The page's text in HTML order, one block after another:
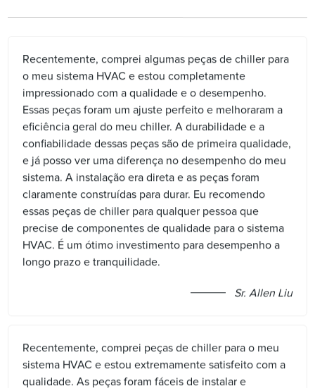
Recentemente, comprei algumas peças de chiller para
o meu sistema HVAC e estou completamente
impressionado com a qualidade e o desempenho.
Essas peças foram um ajuste perfeito e melhoraram a
eficiência geral do meu chiller. A durabilidade e a
confiabilidade dessas peças são de primeira qualidade,
e já posso ver uma diferença no desempenho do meu
sistema. A instalação era direta e as peças foram
claramente construídas para durar. Eu recomendo
essas peças de chiller para qualquer pessoa que
precise de componentes de qualidade para o sistema
HVAC. É um ótimo investimento para desempenho a
longo prazo e tranquilidade.
Sr. Allen Liu
Recentemente, comprei peças de chiller para o meu
sistema HVAC e estou extremamente satisfeito com a
qualidade. As peças foram fáceis de instalar e